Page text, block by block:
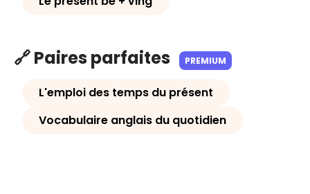
🔗 Paires parfaites PREMIUM
L'emploi des temps du présent
Vocabulaire anglais du quotidien